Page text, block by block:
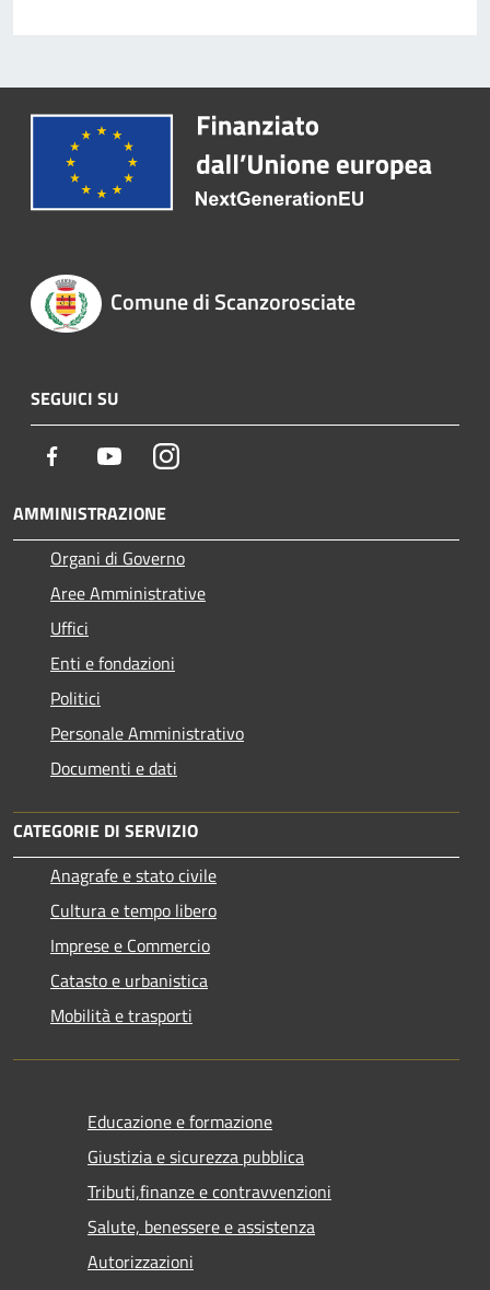
Comune di Scanzorosciate
SEGUICI SU
Facebook YoutubeInstagram
AMMINISTRAZIONE
Organi di Governo
Aree Amministrative
Uffici
Enti e fondazioni
Politici
Personale Amministrativo
Documenti e dati
CATEGORIE DI SERVIZIO
Anagrafe e stato civile
Cultura e tempo libero
Imprese e Commercio
Catasto e urbanistica
Mobilità e trasporti
Educazione e formazione
Giustizia e sicurezza pubblica
Tributi,finanze e contravvenzioni
Salute, benessere e assistenza
Autorizzazioni